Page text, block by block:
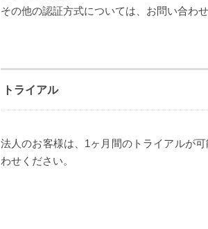
その他の認証方式については、お問い合わせ
トライアル
法人のお客様は、1ヶ月間のトライアルが可
わせください。